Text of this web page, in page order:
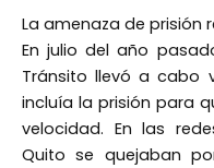
La amenaza de prisión
En julio del año
Tránsito llevó a cabo
incluía la prisión para
velocidad. En las
Quito se quejaban